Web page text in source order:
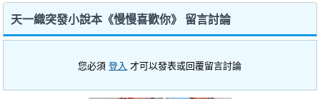
天一織突發小說本《慢慢喜歡你》 留言討論
您必須登入 才可以發表或回覆留言討論